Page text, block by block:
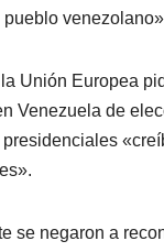
pueblo
Unión Europea
Venezuela de
presidenciales
se negaron a